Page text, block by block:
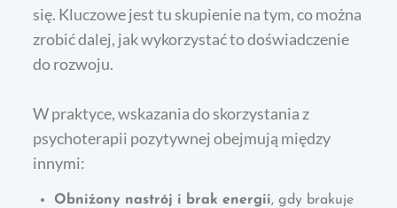
się. Kluczowe jest tu skupienie na tym, co można
zrobić dalej, jak wykorzystać to doświadczenie
do rozwoju.
W praktyce, wskazania do skorzystania z
psychoterapii pozytywnej obejmują między
innymi:
Obniżony nastrój i brak energii, gdy brakuje